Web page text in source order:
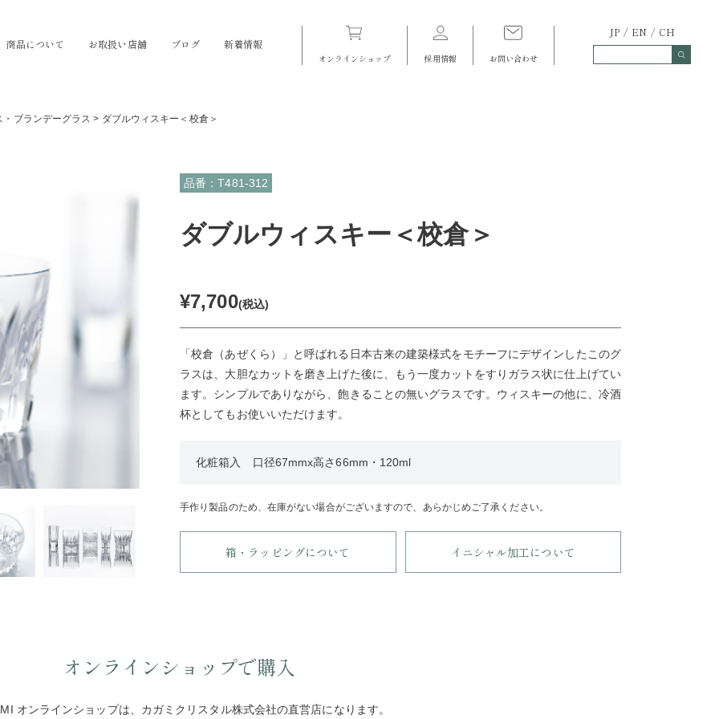
商品について お取扱い店舗 ブログ 新着情報
オンラインショップ 採用情報 お問い合わせ
JP EN CH
ブランデーグラス > ダブルウィスキー＜校倉＞
品番：T481-312
ダブルウィスキー＜校倉＞
¥7,700(税込)
「校倉（あぜくら）」と呼ばれる日本古来の建築様式をモチーフにデザインしたこのグ
ラスは、大胆なカットを磨き上げた後に、もう一度カットをすりガラス状に仕上げてい
ます。シンプルでありながら、飽きることの無いグラスです。ウィスキーの他に、冷酒
杯としてもお使いいただけます。
化粧箱入 口径67mmx高さ66mm・120ml
手作り製品のため、在庫がない場合がございますので、あらかじめご了承ください。
箱・ラッピングについて イニシャル加工について
オンラインショップで購入
オンラインショップは、カガミクリスタル株式会社の直営店になります。